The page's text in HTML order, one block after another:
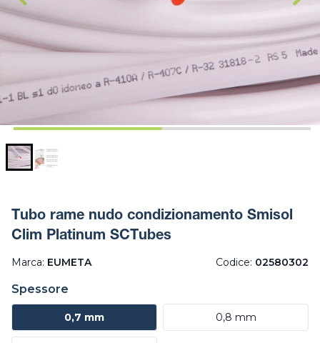
Tubo rame nudo condizionamento Smisol
Clim Platinum SCTubes
Marca: EUMETA Codice: 02580302
Spessore
0,7 mm 0,8 mm